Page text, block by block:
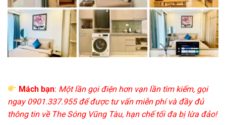
Mách bạn: Một lần gọi điện hơn vạn lần tìm kiếm, gọi
ngay 0901.337.955 để được tư vấn miễn phí và đầy đủ
thông tin về The Sóng Vũng Tàu, hạn chế tối đa bị lừa đảo!